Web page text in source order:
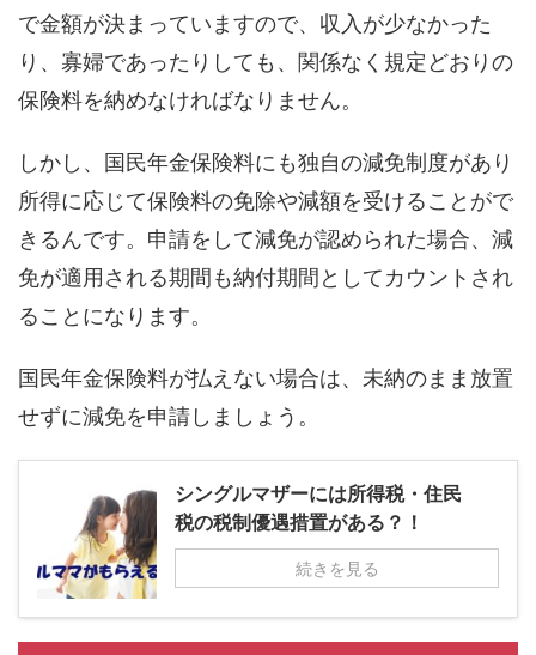
で金額が決まっていますので、収入が少なかった
り、寡婦であったりしても、関係なく規定どおりの
保険料を納めなければなりません。
しかし、国民年金保険料にも独自の減免制度があり
所得に応じて保険料の免除や減額を受けることがで
きるんです。申請をして減免が認められた場合、減
免が適用される期間も納付期間としてカウントされ
ることになります。
国民年金保険料が払えない場合は、未納のまま放置
せずに減免を申請しましょう。
シングルマザーには所得税・住民
税の税制優遇措置がある？！
続きを見る